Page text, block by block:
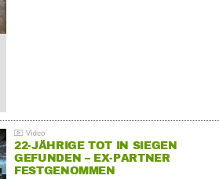
22-JÄHRIGE TOT IN SIEGEN
GEFUNDEN – EX-PARTNER
FESTGENOMMEN